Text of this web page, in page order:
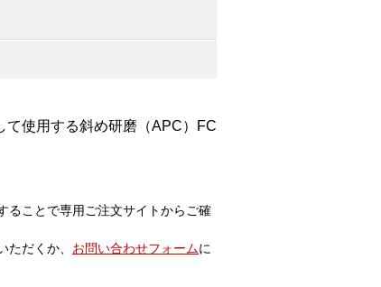
て使用する斜め研磨（APC）FC
ることで専用ご注文サイトからご確
だくか、 お問い合わせフォームに